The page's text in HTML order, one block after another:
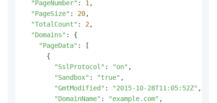
"PageNumber" : 1 ,
"PageSize" : 20,
"TotalCount" : 2,
"Domains" : {
"PageData" : [
      {
"SslProtocol" : "on" ,
"Sandbox" : "true" ,
"GmtModified" : "2015-10-28T11:05:52Z" ,
"DomainName" : "example.com" ,